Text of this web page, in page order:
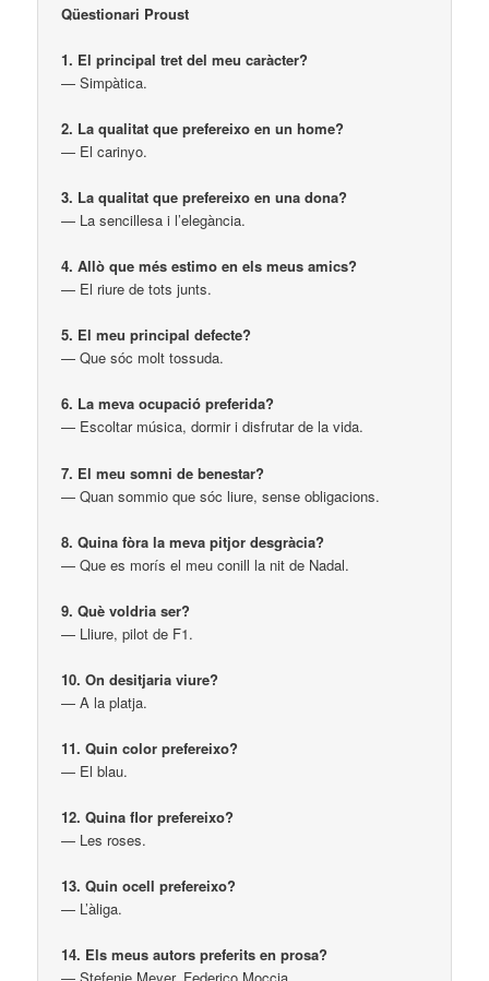
Qüestionari Proust
1. El principal tret del meu caràcter?
— Simpàtica.
2. La qualitat que prefereixo en un home?
— El carinyo.
3. La qualitat que prefereixo en una dona?
— La sencillesa i l’elegància.
4. Allò que més estimo en els meus amics?
— El riure de tots junts.
5. El meu principal defecte?
— Que sóc molt tossuda.
6. La meva ocupació preferida?
— Escoltar música, dormir i disfrutar de la vida.
7. El meu somni de benestar?
— Quan sommio que sóc liure, sense obligacions.
8. Quina fòra la meva pitjor desgràcia?
— Que es morís el meu conill la nit de Nadal.
9. Què voldria ser?
— Lliure, pilot de F1.
10. On desitjaria viure?
— A la platja.
11. Quin color prefereixo?
— El blau.
12. Quina flor prefereixo?
— Les roses.
13. Quin ocell prefereixo?
— L’àliga.
14. Els meus autors preferits en prosa?